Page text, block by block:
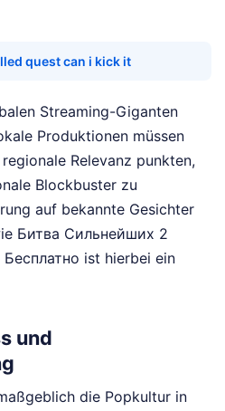
quest can i kick it
Streaming-Giganten
Produktionen müssen
Relevanz punkten,
Blockbuster zu
auf bekannte Gesichter
Битва Сильнейших 2
ist hierbei ein
und
die Popkultur in